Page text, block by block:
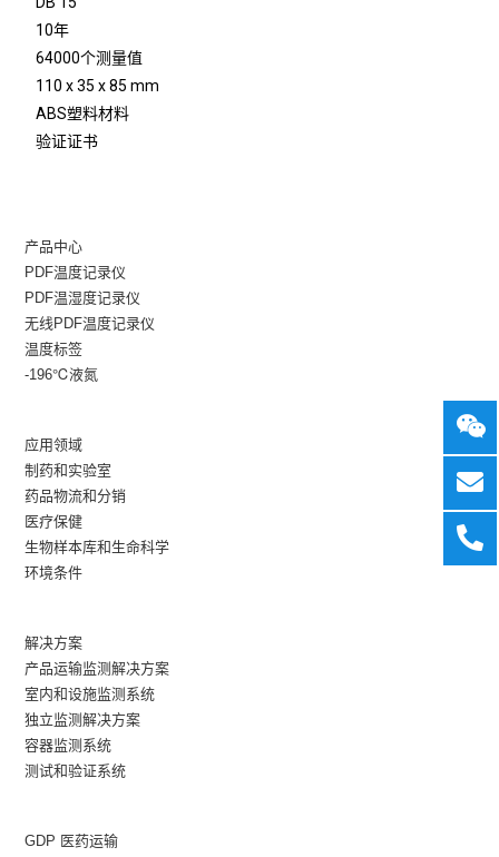
10年
64000个测量值
110 x 35 x 85 mm
ABS塑料材料
验证证书
产品中心
PDF温度记录仪
PDF温湿度记录仪
无线PDF温度记录仪
温度标签
-196℃液氮
应用领域
制药和实验室
药品物流和分销
医疗保健
生物样本库和生命科学
环境条件
解决方案
产品运输监测解决方案
室内和设施监测系统
独立监测解决方案
容器监测系统
测试和验证系统
GDP 医药运输